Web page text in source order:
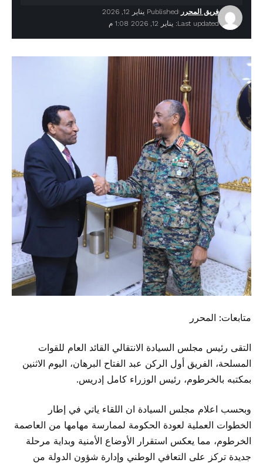
Last updated: يناير 12, 2026 1:08 م
فريق المحرر Published يناير 12, 2026
متابعات: المحرر
​التقى رئيس مجلس السيادة الانتقالي القائد العام للقوات
المسلحة، الفريق أول الركن عبد الفتاح البرهان، اليوم الاثنين
بمكتبه بالخرطوم، رئيس الوزراء كامل إدريس.
وبحسب اعلام مجلس السيادة ان اللقاء ياتي في إطار
الخطوات العملية لعودة الحكومة لممارسة مهامها من العاصمة
الخرطوم، مما يعكس استقرار الأوضاع الأمنية وبداية مرحلة
جديدة تركز على التعافي الوطني وإدارة شؤون الدولة من